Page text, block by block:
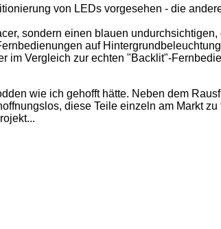
von LEDs vorgesehen - die
sondern einen blauen
auf
im Vergleich zur echten "Backlit"-
wie ich gehofft hätte. Neben dem
diese Teile einzeln am Markt zu